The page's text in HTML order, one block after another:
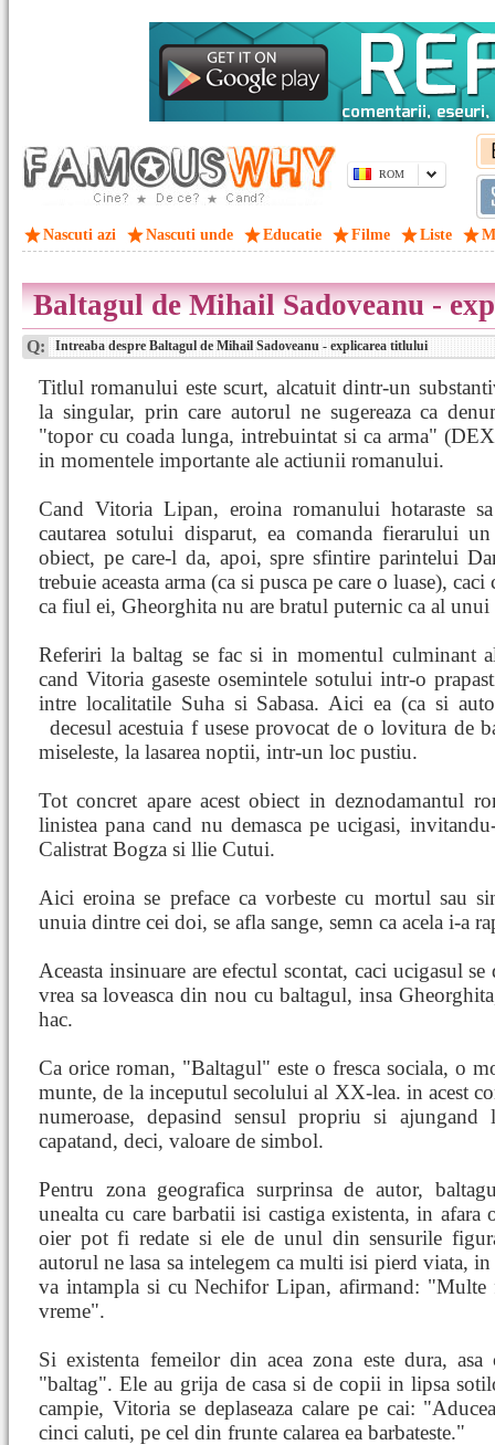
ROM
Nascuti azi Nascuti unde Educatie Filme Liste
Baltagul de Mihail Sadoveanu -
Q: Intreaba despre Baltagul de Mihail Sadoveanu - explicarea titlului
Titlul romanului este scurt, alcatuit dintr-un
la singular, prin care autorul ne sugereaza ca
"topor cu coada lunga, intrebuintat si ca arma"
in momentele importante ale actiunii romanului.
Cand Vitoria Lipan, eroina romanului hotaraste
cautarea sotului disparut, ea comanda fierarului
obiect, pe care-l da, apoi, spre sfintire parintelui
trebuie aceasta arma (ca si pusca pe care o luase), caci
ca fiul ei, Gheorghita nu are bratul puternic ca al unui
Referiri la baltag se fac si in momentul culminant
cand Vitoria gaseste osemintele sotului intr-o
intre localitatile Suha si Sabasa. Aici ea (ca si
decesul acestuia f usese provocat de o lovitura de
miseleste, la lasarea noptii, intr-un loc pustiu.
Tot concret apare acest obiect in deznodamantul
linistea pana cand nu demasca pe ucigasi,
Calistrat Bogza si llie Cutui.
Aici eroina se preface ca vorbeste cu mortul sau
unuia dintre cei doi, se afla sange, semn ca acela i-a
Aceasta insinuare are efectul scontat, caci ucigasul
vrea sa loveasca din nou cu baltagul, insa
hac.
Ca orice roman, "Baltagul" este o fresca sociala, o
munte, de la inceputul secolului al XX-lea. in acest
numeroase, depasind sensul propriu si ajungand
capatand, deci, valoare de simbol.
Pentru zona geografica surprinsa de autor,
unealta cu care barbatii isi castiga existenta, in
oier pot fi redate si ele de unul din sensurile
autorul ne lasa sa intelegem ca multi isi pierd viata,
va intampla si cu Nechifor Lipan, afirmand: "Multe
vreme".
Si existenta femeilor din acea zona este dura,
"baltag". Ele au grija de casa si de copii in lipsa
campie, Vitoria se deplaseaza calare pe cai:
cinci caluti, pe cel din frunte calarea ea barbateste."